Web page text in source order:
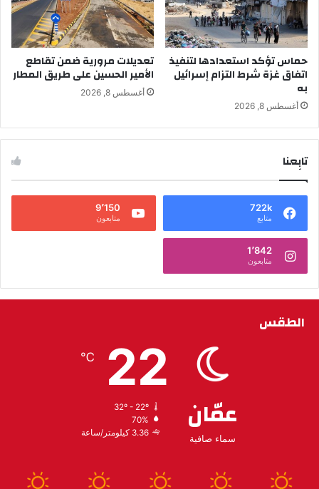
حماس تؤكد استعدادها لتنفيذ
اتفاق غزة شرط التزام إسرائيل
به
أغسطس 8, 2026
تعديلات مرورية ضمن تقاطع
الأمير الحسين على طريق المطار
أغسطس 8, 2026
تابِعنا
722k
متابع
9٬150
متابعون
1٬842
متابعون
الطقس
عمّان
سماء صافية
22
℃
32º - 22º
70%
3.36 كيلومتر/ساعة